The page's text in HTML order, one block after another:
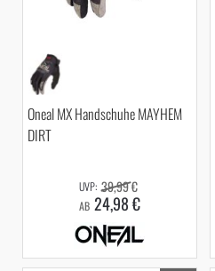
Oneal MX Handschuhe MAYHEM
DIRT
AB 24,98 €
39,99 €